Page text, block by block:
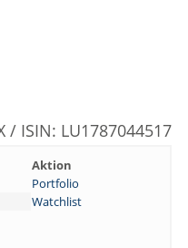
/ ISIN: LU1787044517
Aktion
Portfolio
Watchlist